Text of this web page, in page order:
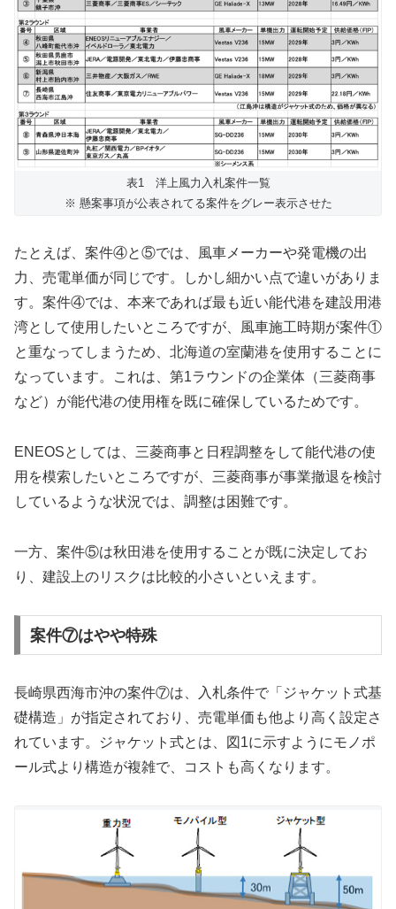
表1 洋上風力入札案件一覧
※ 懸案事項が公表されてる案件をグレー表示させた
たとえば、案件④と⑤では、風車メーカーや発電機の出
力、売電単価が同じです。しかし細かい点で違いがありま
す。案件④では、本来であれば最も近い能代港を建設用港
湾として使用したいところですが、風車施工時期が案件①
と重なってしまうため、北海道の室蘭港を使用することに
なっています。これは、第1ラウンドの企業体（三菱商事
など）が能代港の使用権を既に確保しているためです。
ENEOSとしては、三菱商事と日程調整をして能代港の使
用を模索したいところですが、三菱商事が事業撤退を検討
しているような状況では、調整は困難です。
一方、案件⑤は秋田港を使用することが既に決定してお
り、建設上のリスクは比較的小さいといえます。
案件⑦はやや特殊
長崎県西海市沖の案件⑦は、入札条件で「ジャケット式基
礎構造」が指定されており、売電単価も他より高く設定さ
れています。ジャケット式とは、図1に示すようにモノポ
ール式より構造が複雑で、コストも高くなります。